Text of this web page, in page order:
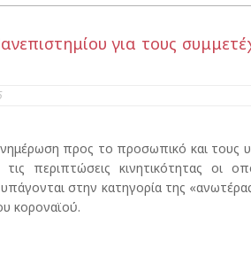
για τους
προς το προσωπικό και τους
τις περιπτώσεις κινητικότητας οι
στην κατηγορία της
κοροναϊού.